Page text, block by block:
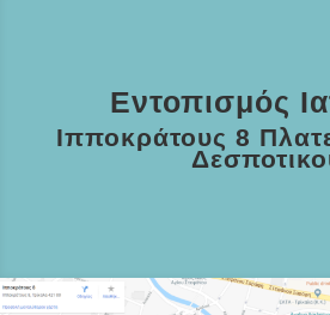
Εντοπισμός
Ιπποκράτους 8